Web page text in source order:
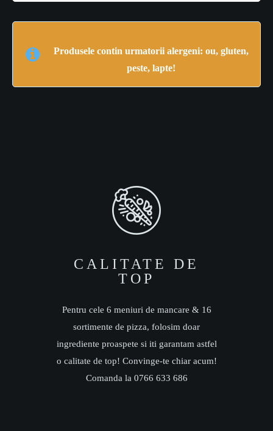
Produsele contin urmatorii alergeni: ou, gluten,
peste, lapte!
CALITATE DE
TOP
Pentru cele 6 meniuri de mancare & 16
sortimente de pizza, folosim doar
ingrediente proaspete si iti garantam astfel
o calitate de top! Convinge-te chiar acum!
Comanda la 0766 633 686